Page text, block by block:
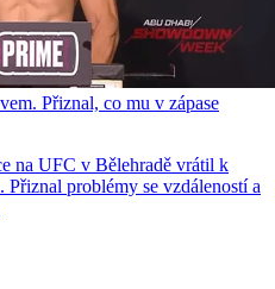
Přiznal, co mu v zápase
na UFC v Bělehradě vrátil k
problémy se vzdáleností a